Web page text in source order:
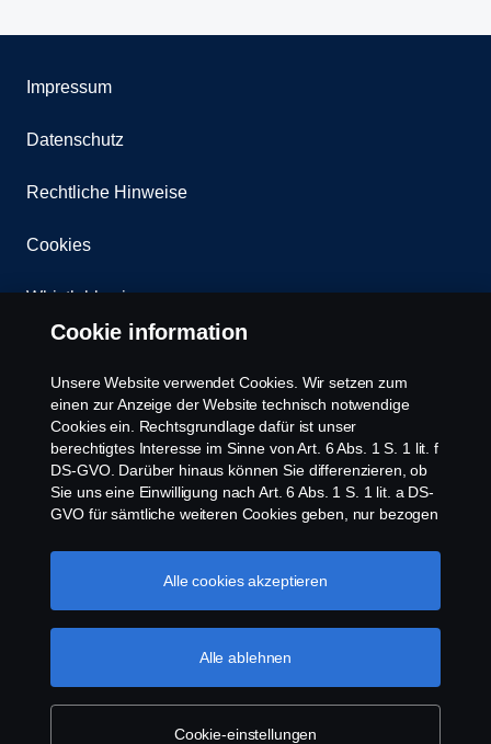
Impressum
Datenschutz
Rechtliche Hinweise
Cookies
Whistleblowing
Newsletter
Scania Cookie Richtlinie
Scania Deutschland GmbH, August-Horch-Straße
10, 56070 Koblenz, Tel. +49 261 897 0, Fax +49
261 897 7 203.
Cookie information
Unsere Website verwendet Cookies. Wir setzen zum
einen zur Anzeige der Website technisch notwendige
Cookies ein. Rechtsgrundlage dafür ist unser
berechtigtes Interesse im Sinne von Art. 6 Abs. 1 S. 1 lit. f
DS-GVO. Darüber hinaus können Sie differenzieren, ob
Sie uns eine Einwilligung nach Art. 6 Abs. 1 S. 1 lit. a DS-
GVO für sämtliche weiteren Cookies geben, nur bezogen
Diese Einwilligung ist freiwillig und kann jederzeit mit
Zukunftswirkung widerrufen werden. Unsere Anbieter
Angemessenheitsbeschlusses der Europäischen
Kommission im Sinne von Art. 45 Abs. 3 DS-GVO, worin
festgelegt wurde, dass in den USA ein angemessenes
Schutzniveau vorhanden ist. Informationen über uns
Cookie-einstellungen
Alle ablehnen
Alle cookies akzeptieren